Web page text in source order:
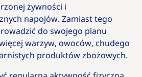
żywności i
napojów. Zamiast tego
do swojego planu
warzyw, owoców, chudego
produktów zbożowych.